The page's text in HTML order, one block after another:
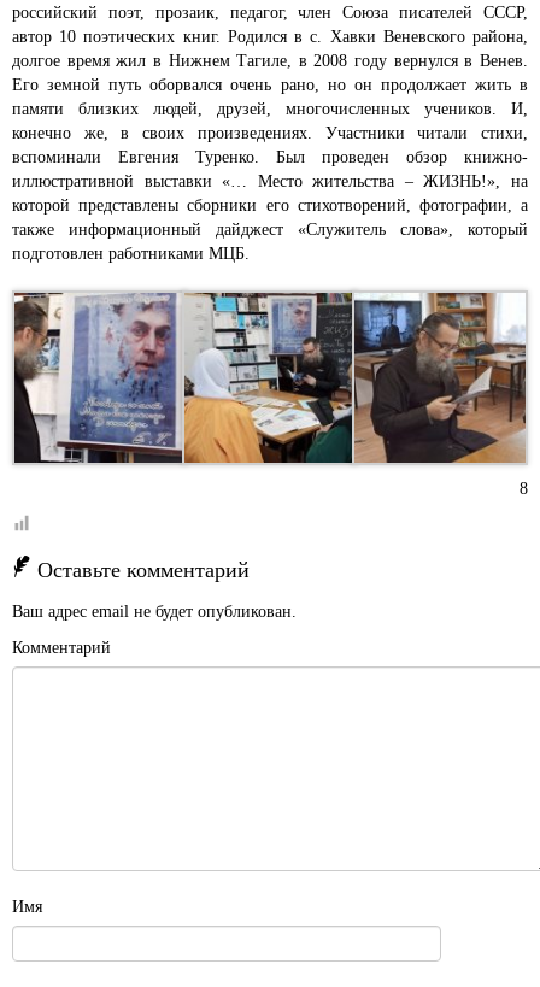
российский поэт, прозаик, педагог, член Союза писателей СССР,
автор 10 поэтических книг. Родился в с. Хавки Веневского района,
долгое время жил в Нижнем Тагиле, в 2008 году вернулся в Венев.
Его земной путь оборвался очень рано, но он продолжает жить в
памяти близких людей, друзей, многочисленных учеников. И,
конечно же, в своих произведениях. Участники читали стихи,
вспоминали Евгения Туренко. Был проведен обзор книжно-
иллюстративной выставки «… Место жительства – ЖИЗНЬ!», на
которой представлены сборники его стихотворений, фотографии, а
также информационный дайджест «Служитель слова», который
подготовлен работниками МЦБ.
8
Оставьте комментарий
Ваш адрес email не будет опубликован.
Комментарий
Имя